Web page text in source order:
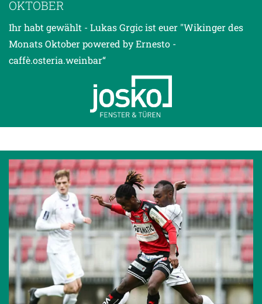
OKTOBER
Ihr habt gewählt - Lukas Grgic ist euer "Wikinger des
Monats Oktober powered by Ernesto -
caffè.osteria.weinbar“